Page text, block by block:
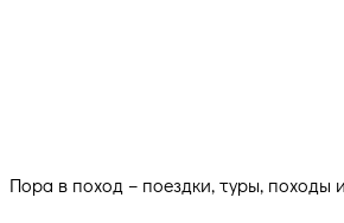
Пора в поход – поездки, туры, походы